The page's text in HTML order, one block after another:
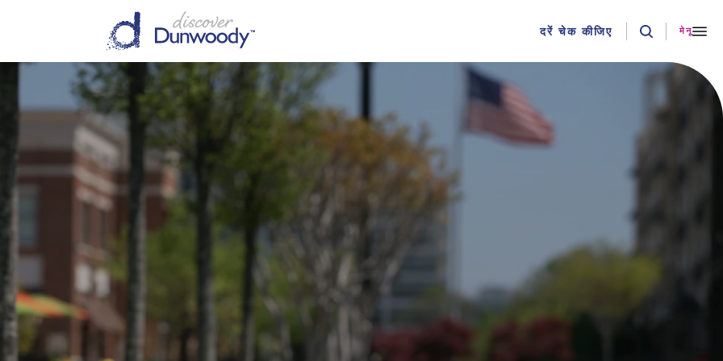
दरें चेक कीजिए मेनू